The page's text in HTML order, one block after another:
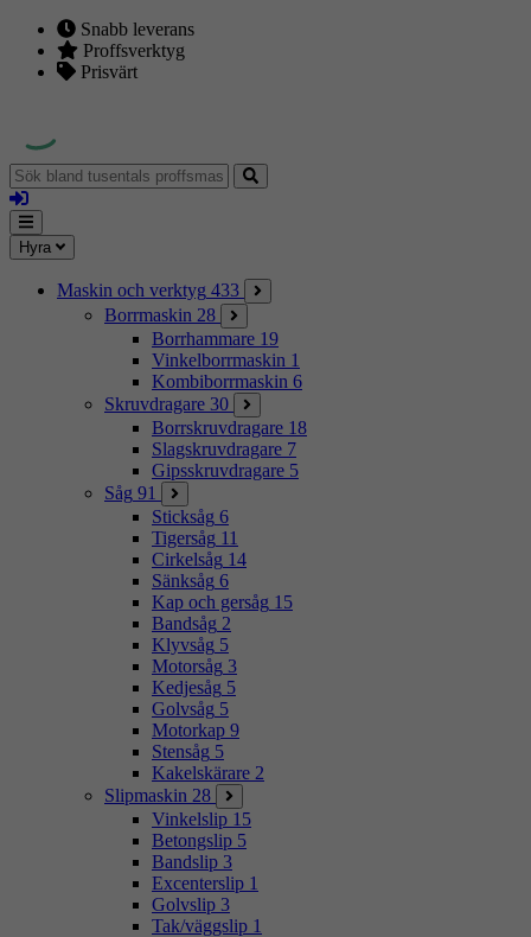
Snabb leverans
Proffsverktyg
Prisvärt
Sök
bland
tusentals
proffsmaskiner
Logga
in
Mina
sidor
Meny
Hyra
Maskin och verktyg 433
Borrmaskin 28
Borrhammare 19
Vinkelborrmaskin 1
Kombiborrmaskin 6
Skruvdragare 30
Borrskruvdragare 18
Slagskruvdragare 7
Gipsskruvdragare 5
Såg 91
Sticksåg 6
Tigersåg 11
Cirkelsåg 14
Sänksåg 6
Kap och gersåg 15
Bandsåg 2
Klyvsåg 5
Motorsåg 3
Kedjesåg 5
Golvsåg 5
Motorkap 9
Stensåg 5
Kakelskärare 2
Slipmaskin 28
Vinkelslip 15
Betongslip 5
Bandslip 3
Excenterslip 1
Golvslip 3
Tak/väggslip 1